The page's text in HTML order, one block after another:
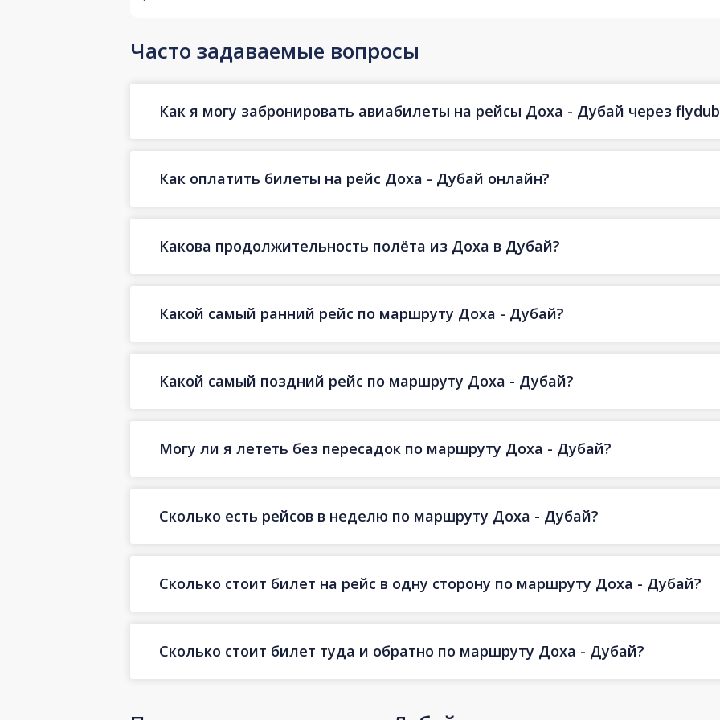
Часто задаваемые вопросы
Как я могу забронировать авиабилеты на рейсы Доха - Дубай через
Как оплатить билеты на рейс Доха - Дубай онлайн?
Какова продолжительность полёта из Доха в Дубай?
Какой самый ранний рейс по маршруту Доха - Дубай?
Какой самый поздний рейс по маршруту Доха - Дубай?
Могу ли я лететь без пересадок по маршруту Доха - Дубай?
Сколько есть рейсов в неделю по маршруту Доха - Дубай?
Сколько стоит билет на рейс в одну сторону по маршруту Доха - Дубай?
Сколько стоит билет туда и обратно по маршруту Доха - Дубай?